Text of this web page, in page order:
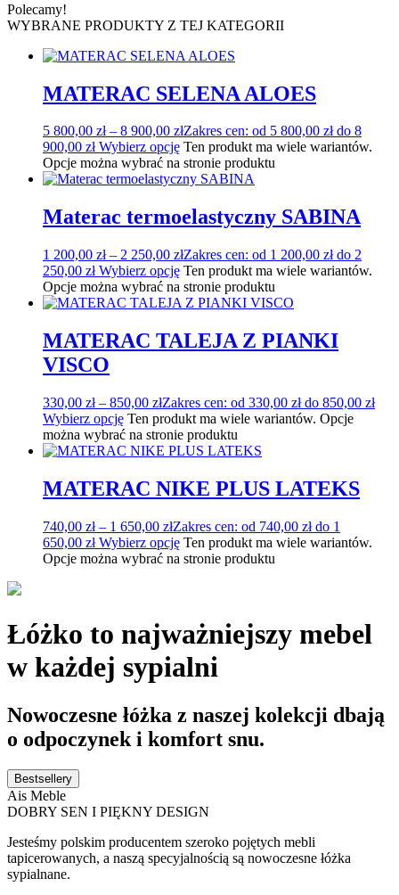
Polecamy!
WYBRANE PRODUKTY Z TEJ KATEGORII
MATERAC SELENA ALOES
5 800,00 zł – 8 900,00 złZakres cen: od 5 800,00 zł do 8
900,00 zł Wybierz opcję Ten produkt ma wiele wariantów.
Opcje można wybrać na stronie produktu
Materac termoelastyczny SABINA
1 200,00 zł – 2 250,00 złZakres cen: od 1 200,00 zł do 2
250,00 zł Wybierz opcję Ten produkt ma wiele wariantów.
Opcje można wybrać na stronie produktu
MATERAC TALEJA Z PIANKI
VISCO
330,00 zł – 850,00 złZakres cen: od 330,00 zł do 850,00 zł
Wybierz opcję Ten produkt ma wiele wariantów. Opcje
można wybrać na stronie produktu
MATERAC NIKE PLUS LATEKS
740,00 zł – 1 650,00 złZakres cen: od 740,00 zł do 1
650,00 zł Wybierz opcję Ten produkt ma wiele wariantów.
Opcje można wybrać na stronie produktu
Łóżko to najważniejszy mebel
w każdej sypialni
Nowoczesne łóżka z naszej kolekcji dbają
o odpoczynek i komfort snu.
Bestsellery
Ais Meble
DOBRY SEN I PIĘKNY DESIGN
Jesteśmy polskim producentem szeroko pojętych mebli
tapicerowanych, a naszą specyjalnością są nowoczesne łóżka
sypialnane.